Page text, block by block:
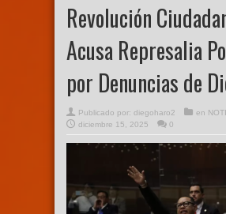
Revolución
Acusa Represalia
por Denuncias de
Publicado por: diegoharo2 en
diciembre 15, 2025
0